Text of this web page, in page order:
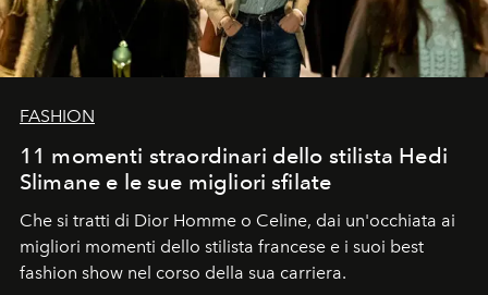
FASHION
11 momenti straordinari dello stilista Hedi
Slimane e le sue migliori sfilate
Che si tratti di Dior Homme o Celine, dai un'occhiata ai
migliori momenti dello stilista francese e i suoi best
fashion show nel corso della sua carriera.